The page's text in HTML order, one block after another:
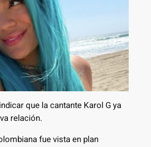
que la cantante Karol G ya
relación.
fue vista en plan